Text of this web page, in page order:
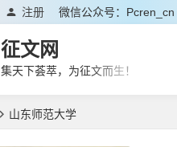
微信公众号：pcren_cn
注册
征文网
集天下荟萃，为征文而生！
山东师范大学